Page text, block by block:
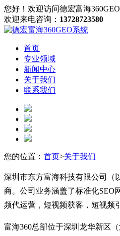
您好！欢迎访问德宏富海
欢迎来电咨询： 13728723580
首页
专业领域
新闻中心
关于我们
联系我们
您的位置： 首页>关于我们
深圳市东方富海科技有限公司（
商。公司业务涵盖了标准化SEO
频代运营，短视频获客，短视频
富海360总部位于深圳龙华新区